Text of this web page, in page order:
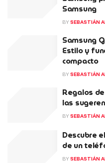
Samsung
BY SEBASTIÁN
Samsung
Estilo y
compacto
BY SEBASTIÁN
Regalos
las
BY SEBASTIÁN
Descubre
de un
BY SEBASTIÁN